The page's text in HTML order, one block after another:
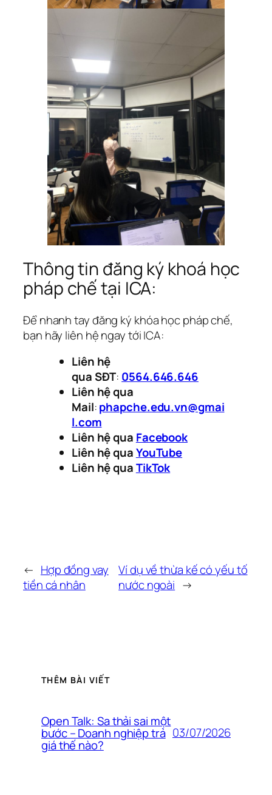
Thông tin đăng ký khoá học
pháp chế tại ICA:
Để nhanh tay đăng ký khóa học pháp chế,
bạn hãy liên hệ ngay tới ICA:
Liên hệ
quaSĐT: 0564.646.646
Liên hệ qua
Mail:phapche.edu.vn@gmai
l.com
Liên hệ qua Facebook
Liên hệ quaYouTube
Liên hệ quaTikTok
← Hợp đồng vay
tiền cá nhân
Ví dụ về thừa kế có yếu tố
nước ngoài →
THÊM BÀI VIẾT
Open Talk: Sa thải sai một
bước – Doanh nghiệp trả
giá thế nào?
03/07/2026